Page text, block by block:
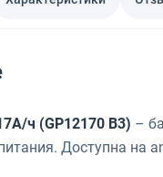
ч (GP12170 B3) –
Доступна на